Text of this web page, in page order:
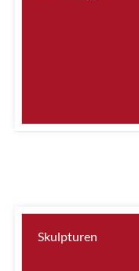
Skulpturen